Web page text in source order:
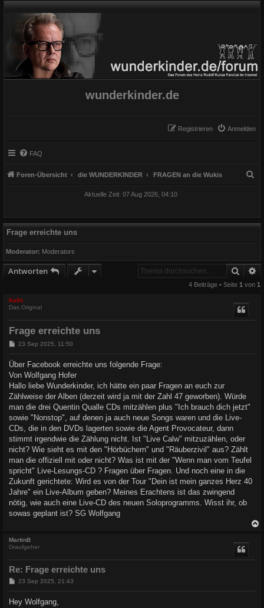
wunderkinder.de
Anmelden
Registrieren
FAQ
Foren-Übersicht die WUNDERKINDER FRAGEN an die Wukis
Aktuelle Zeit: 07 Aug 2026, 04:10
Frage erreichte uns
Moderator: Moderators
Antworten Suche
4 Beiträge • Seite 1von 1
Kalle
Das Original
Frage erreichte uns
B
t
r
a
g
23 Sep 2025, 11:50
Über Facebook erreichte uns folgende Frage:
Von Wolfgang Hofer
Hallo liebe Wunderkinder, ich hätte ein paar Fragen an euch zur
Zählweise der Alben (derzeit wird ja mit der Zahl 47 geworben). Würde
man die drei Quentin Qualle CDs mitzählen plus "Ich brauch dich jetzt"
sowie "Nonstop", auf denen ja auch neue Songs waren und die Live-
CDs, die in den DVDs lagerten sowie die Agent Provocateur, dann
stimmt irgendwie die Zählung nicht. Ist "Live Calw" mitzuzählen, oder
nicht? Wie sieht es mit den "Hörbüchern" und "Räuberzivil" aus? Zählt
man die offiziell mit oder nicht? Was ist mit der "Wenn man vom Teufel
spricht" Live-Lesungs-CD ? Fragen über Fragen. Und noch eine in die
Zukunft gerichtete: Wird es von der Tour "Dein ist mein ganzes Herz 40
Jahre" ein Live-Album geben? Meines Erachtens ist das zwingend
nötig, wie auch eine Live-CD des neuen Soloprogramms. Wisst ihr, ob
sowas geplant ist? SG Wolfgang
MartinB
Draufgeher
Re: Frage erreichte uns
B
t
23 Sep 2025, 21:43
Hey Wolfgang,